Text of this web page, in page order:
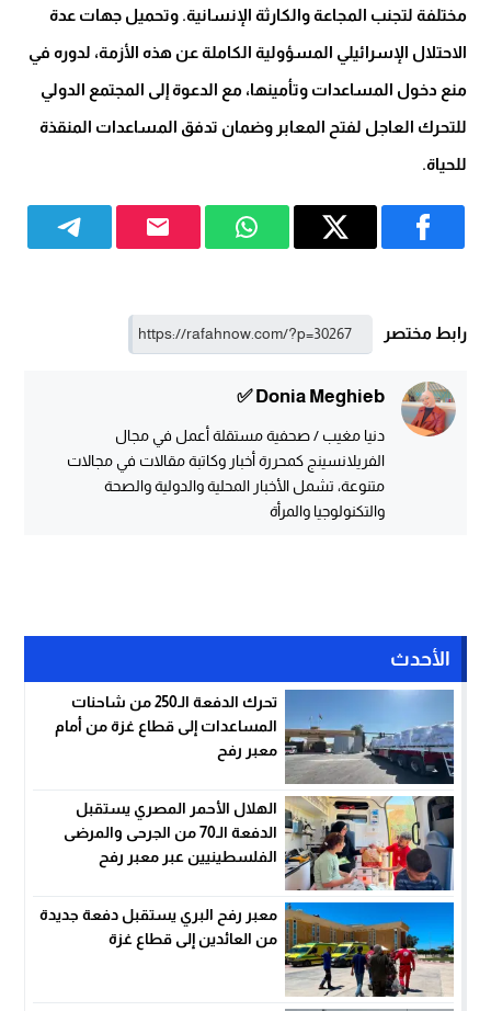
مختلفة لتجنب المجاعة والكارثة الإنسانية. وتحميل جهات عدة
الاحتلال الإسرائيلي المسؤولية الكاملة عن هذه الأزمة، لدوره في
منع دخول المساعدات وتأمينها، مع الدعوة إلى المجتمع الدولي
للتحرك العاجل لفتح المعابر وضمان تدفق المساعدات المنقذة
للحياة.
رابط مختصر
Donia Meghieb ✅
دنيا مغيب / صحفية مستقلة أعمل في مجال
الفريلانسينج كمحررة أخبار وكاتبة مقالات في مجالات
متنوعة، تشمل الأخبار المحلية والدولية والصحة
والتكنولوجيا والمرأة
الأحدث
تحرك الدفعة الـ250 من شاحنات
المساعدات إلى قطاع غزة من أمام
معبر رفح
الهلال الأحمر المصري يستقبل
الدفعة الـ70 من الجرحى والمرضى
الفلسطينيين عبر معبر رفح
معبر رفح البري يستقبل دفعة جديدة
من العائدين إلى قطاع غزة